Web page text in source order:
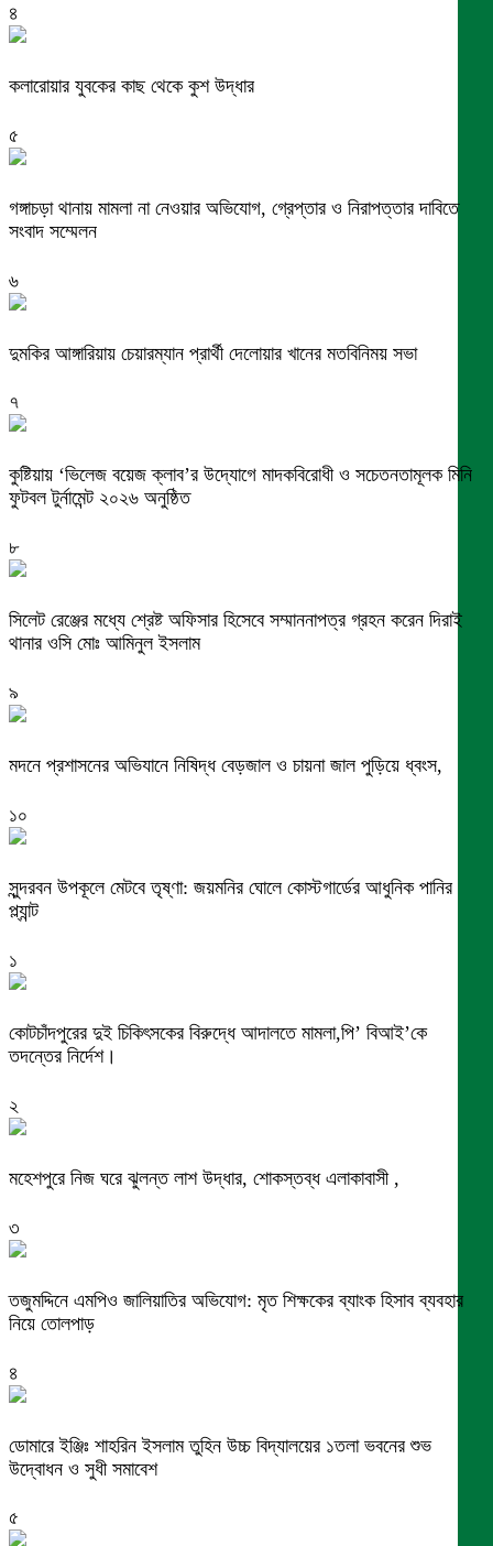
৪
কলারোয়ার যুবকের কাছ থেকে কুশ উদ্ধার
৫
গঙ্গাচড়া থানায় মামলা না নেওয়ার অভিযোগ, গ্রেপ্তার ও নিরাপত্তার দাবিতে
সংবাদ সম্মেলন
৬
দুমকির আঙ্গারিয়ায় চেয়ারম্যান প্রার্থী দেলোয়ার খানের মতবিনিময় সভা
৭
কুষ্টিয়ায় ‘ভিলেজ বয়েজ ক্লাব’র উদ্যোগে মাদকবিরোধী ও সচেতনতামূলক মিনি
ফুটবল টুর্নামেন্ট ২০২৬ অনুষ্ঠিত
৮
সিলেট রেঞ্জের মধ্যে শ্রেষ্ট অফিসার হিসেবে সম্মাননাপত্র গ্রহন করেন দিরাই
থানার ওসি মোঃ আমিনুল ইসলাম
৯
মদনে প্রশাসনের অভিযানে নিষিদ্ধ বেড়জাল ও চায়না জাল পুড়িয়ে ধ্বংস,
১০
সুন্দরবন উপকূলে মেটবে তৃষ্ণা: জয়মনির ঘোলে কোস্টগার্ডের আধুনিক পানির
প্ল্যান্ট
১
কোটচাঁদপুরের দুই চিকিৎসকের বিরুদ্ধে আদালতে মামলা,পি’ বিআই’কে
তদন্তের নির্দেশ।
২
মহেশপুরে নিজ ঘরে ঝুলন্ত লাশ উদ্ধার, শোকস্তব্ধ এলাকাবাসী ,
৩
তজুমদ্দিনে এমপিও জালিয়াতির অভিযোগ: মৃত শিক্ষকের ব্যাংক হিসাব ব্যবহার
নিয়ে তোলপাড়
৪
ডোমারে ইঞ্জিঃ শাহরিন ইসলাম তুহিন উচ্চ বিদ্যালয়ের ১তলা ভবনের শুভ
উদ্বোধন ও সুধী সমাবেশ
৫